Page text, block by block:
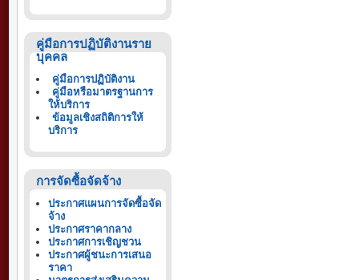
คู่มือการปฏิบัติงานราย
บุคคล
คู่มือการปฏิบัติงาน
คู่มือหรือมาตรฐานการ
ให้บริการ
ข้อมูลเชิงสถิติการให้
บริการ
การจัดซื้อจัดจ้าง
ประกาศแผนการจัดซื้อจัด
จ้าง
ประกาศราคากลาง
ประกาศการเชิญชวน
ประกาศผู้ชนะการเสนอ
ราคา